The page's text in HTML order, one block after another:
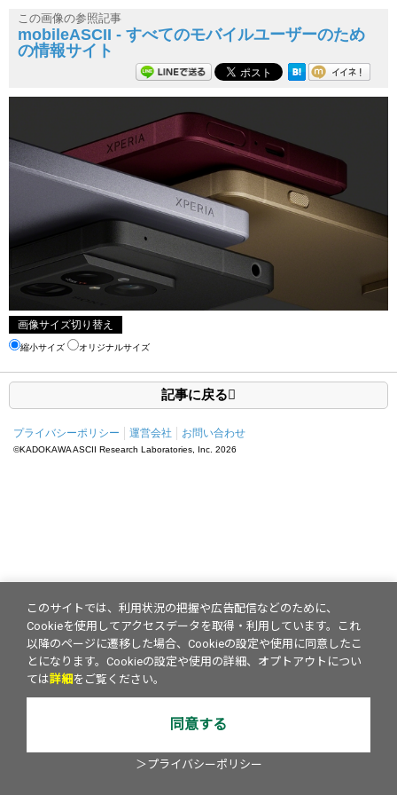
この画像の参照記事
mobileASCII - すべてのモバイルユーザーのため
の情報サイト
画像サイズ切り替え
縮小サイズ オリジナルサイズ
記事に戻る
プライバシーポリシー 運営会社 お問い合わせ
©KADOKAWA ASCII Research Laboratories, Inc. 2026
このサイトでは、利用状況の把握や広告配信などのために、
Cookieを使用してアクセスデータを取得・利用しています。これ
以降のページに遷移した場合、Cookieの設定や使用に同意したこ
とになります。Cookieの設定や使用の詳細、オプトアウトについ
ては詳細 をご覧ください。
同意する
＞プライバシーポリシー